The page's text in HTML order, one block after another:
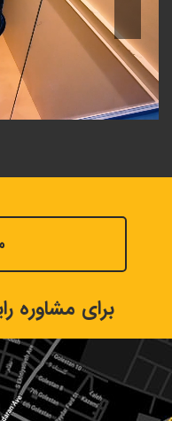
برای مشاوره